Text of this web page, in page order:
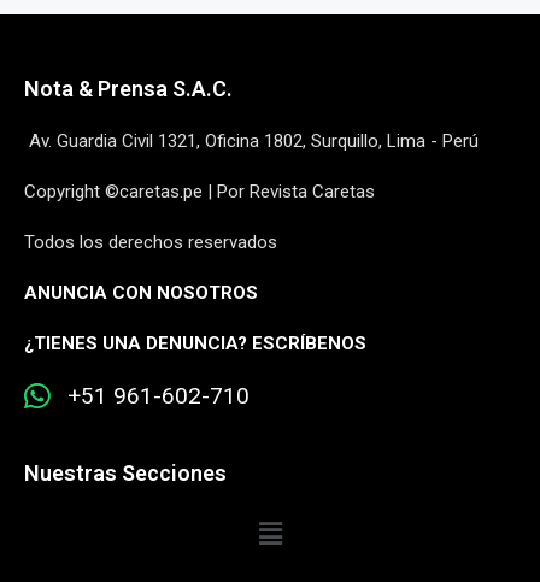
Nota & Prensa S.A.C.
Av. Guardia Civil 1321, Oficina 1802, Surquillo, Lima - Perú
Copyright ©caretas.pe | Por Revista Caretas
Todos los derechos reservados
ANUNCIA CON NOSOTROS
¿TIENES UNA DENUNCIA? ESCRÍBENOS
+51 961-602-710
Nuestras Secciones